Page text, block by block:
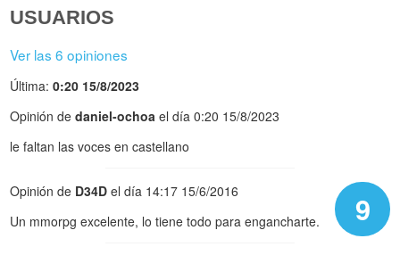
USUARIOS
Ver las 6 opiniones
Última:0:20 15/8/2023
Opinión dedaniel-ochoa el día 0:20 15/8/2023
le faltan las voces en castellano
9
Opinión de D34D el día 14:17 15/6/2016
Un mmorpg excelente, lo tiene todo para engancharte.